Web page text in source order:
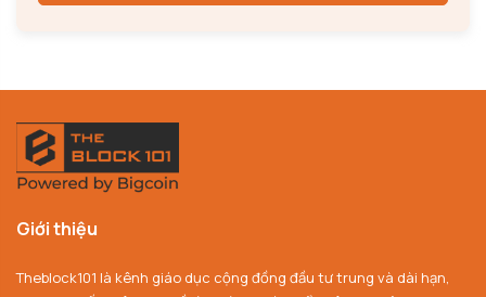
Giới thiệu
Theblock101 là kênh giáo dục cộng đồng đầu tư trung và dài hạn,